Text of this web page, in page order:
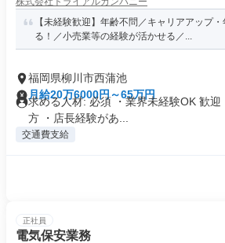
【未経験歓迎】年齢不問／キャリアアップ
る！／小売業等の経験が活かせる／...
福岡県柳川市西蒲池
月給20万6000円～65万円
求める人材: 必須 ・業界未経験OK 歓迎
方 ・店長経験があ...
交通費支給
正社員
電気保安業務